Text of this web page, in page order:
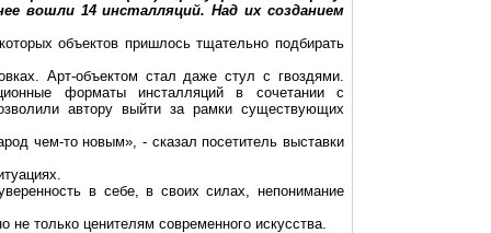
вошли 14 инсталляций. Над их созданием
объектов пришлось тщательно подбирать
Арт-объектом стал даже стул с гвоздями.
форматы инсталляций в сочетании с
автору выйти за рамки существующих
чем-то новым», - сказал посетитель выставки
в себе, в своих силах, непонимание
только ценителям современного искусства.